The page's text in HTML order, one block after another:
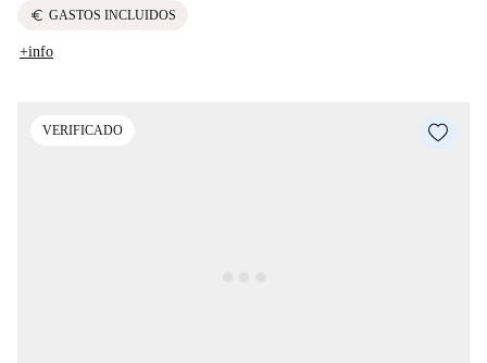
euro GASTOS INCLUIDOS
+info
VERIFICADO